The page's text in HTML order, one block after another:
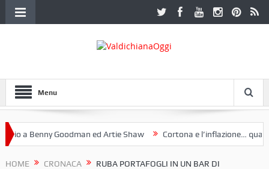
Menu
a Benny Goodman ed Artie Shaw Cortona e l’inflazione…
HOME CRONACA
RUBA PORTAFOGLI IN UN BAR DI